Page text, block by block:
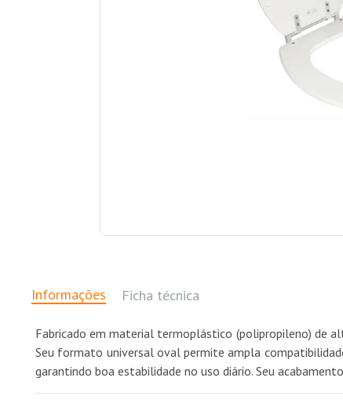
Informações Ficha técnica
Fabricado em material termoplástico (polipropileno) de
Seu formato universal oval permite ampla
garantindo boa estabilidade no uso diário. Seu